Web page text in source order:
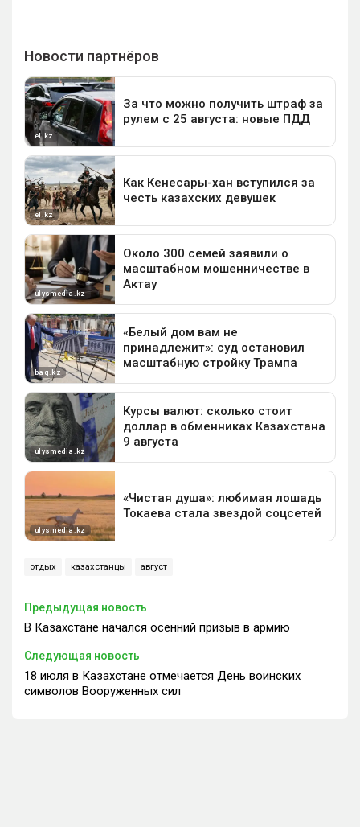
отдых казахстанцы август
Предыдущая новость
В Казахстане начался осенний призыв в армию
Следующая новость
18 июля в Казахстане отмечается День воинских
символов Вооруженных сил